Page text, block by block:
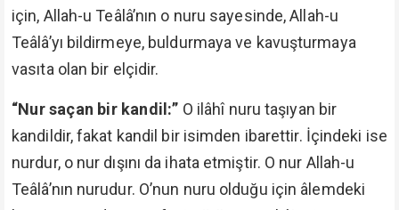
için, Allah-u Teâlâ’nın o nuru sayesinde, Allah-u
Teâlâ’yı bildirmeye, buldurmaya ve kavuşturmaya
vasıta olan bir elçidir.
“Nur saçan bir kandil:” O ilâhî nuru taşıyan bir
kandildir, fakat kandil bir isimden ibarettir. İçindeki ise
nurdur, o nur dışını da ihata etmiştir. O nur Allah-u
Teâlâ’nın nurudur. O’nun nuru olduğu için âlemdeki